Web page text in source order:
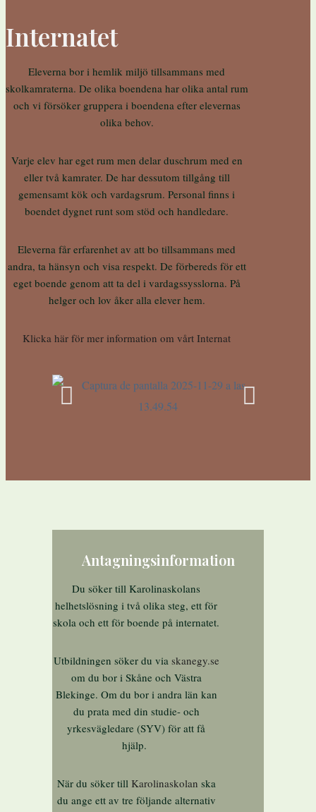
Internatet
Eleverna bor i hemlik miljö tillsammans med
skolkamraterna. De olika boendena har olika antal rum
och vi försöker gruppera i boendena efter elevernas
olika behov.
Varje elev har eget rum men delar duschrum med en
eller två kamrater. De har dessutom tillgång till
gemensamt kök och vardagsrum. Personal finns i
boendet dygnet runt som stöd och handledare.
Eleverna får erfarenhet av att bo tillsammans med
andra, ta hänsyn och visa respekt. De förbereds för ett
eget boende genom att ta del i vardagssysslorna. På
helger och lov åker alla elever hem.
Klicka här för mer information om vårt Internat
Antagningsinformation
Du söker till Karolinaskolans
helhetslösning i två olika steg, ett för
skola och ett för boende på internatet.
Utbildningen söker du via skanegy.se
om du bor i Skåne och Västra
Blekinge. Om du bor i andra län kan
du prata med din studie- och
yrkesvägledare (SYV) för att få
hjälp.
När du söker till Karolinaskolan ska
du ange ett av tre följande alternativ